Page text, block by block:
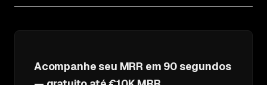
Acompanhe seu MRR em 90 segundos